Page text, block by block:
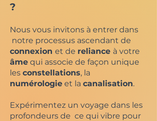
?
Nous vous invitons à entrer dans
notre processus ascendant de
connexion et de reliance à votre
âme qui associe de façon unique
les constellations, la
numérologie et la canalisation.
Expérimentez un voyage dans les
profondeurs de ce qui vibre pour